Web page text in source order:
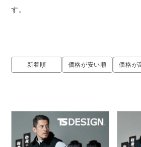
ワークスーツ
作業用ポロシャツ
作業着ランキング
つなぎランキング
コンプレッションウェアランキング
コーコス
山田辰 クレ
住商モンブラン ボン
電気・設備作業服
自動車整備士作業服
飲食店ユニフォーム
す。
新着順 価格が安い順 価格が